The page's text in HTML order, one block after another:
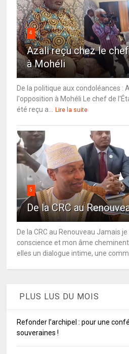
4
Azali reçu chez le
à Mohéli
De la politique aux condoléances :
l'opposition à Mohéli Le chef de
été reçu a...
Lire la suite
5
De la CRC au
De la CRC au Renouveau Jamais
conscience et mon âme
elles un dialogue intime, une
PLUS LUS DU MOIS
Refonder l’archipel : pour une
souveraines !